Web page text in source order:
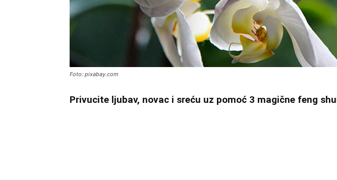
Foto: pixabay.com
Privucite ljubav, novac i sreću uz pomoć 3 magične feng